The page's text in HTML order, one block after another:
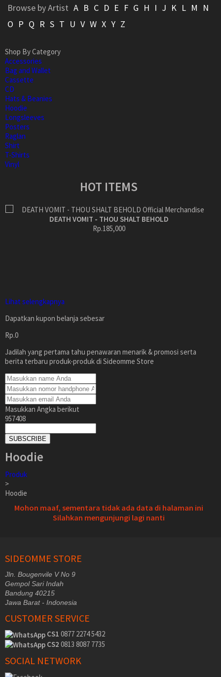
Browse by Artist A B C D E F G H I J K L M
N
O P Q R S T U V W X Y Z
Shop By Category
Accessories
Bag and Wallet
Cassette
CD
Hats & Beanies
Hoodie
Longsleeves
Posters
Raglan
Shirt
T-Shirts
Vinyl
HOT ITEMS
DEATH VOMIT - THOU SHALT BEHOLD
Rp.185,000
Lihat selengkapnya
Dapatkan kupon belanja sebesar
Rp.0
Jadilah yang pertama tahu penawaran menarik & promosi serta
berita terbaru produk-produk di Sideomme Store
Masukkan Angka berikut
957408
SUBSCRIBE
Hoodie
Produk
>
Hoodie
Mohon maaf, sementara tidak ada data di halaman ini
Silahkan mengunjungi lagi nanti
SIDEOMME STORE
Jln. Bougenvile V No 9
Gempol Sari Indah
Bandung 40215
Jawa Barat - Indonesia
CUSTOMER SERVICE
CS1 0877 2274 5432
CS2 0813 8087 7735
SOCIAL NETWORK